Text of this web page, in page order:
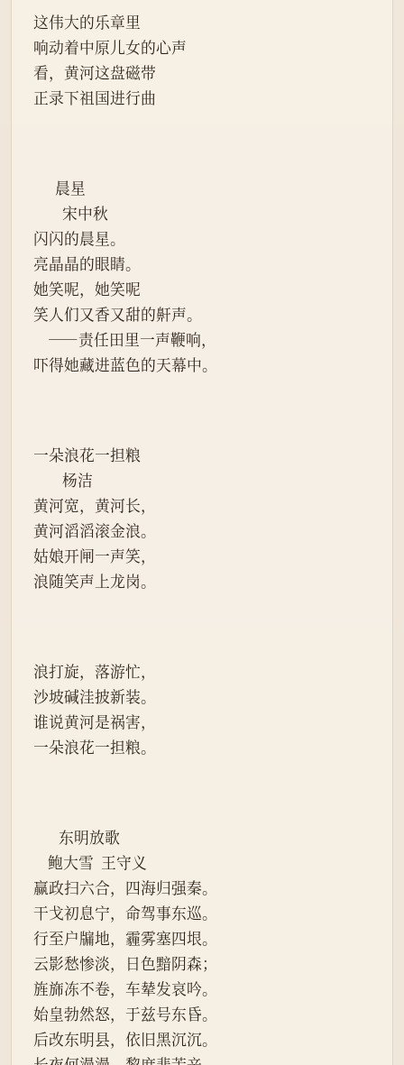
这伟大的乐章里
响动着中原儿女的心声
看，黄河这盘磁带
正录下祖国进行曲
      晨星
        宋中秋
闪闪的晨星。
亮晶晶的眼睛。
她笑呢，她笑呢
笑人们又香又甜的鼾声。
    ——责任田里一声鞭响，
吓得她藏进蓝色的天幕中。
一朵浪花一担粮
        杨洁
黄河宽，黄河长，
黄河滔滔滚金浪。
姑娘开闸一声笑，
浪随笑声上龙岗。
浪打旋，落游忙，
沙坡碱洼披新装。
谁说黄河是祸害，
一朵浪花一担粮。
       东明放歌
    鲍大雪  王守义
赢政扫六合，四海归强秦。
干戈初息宁，命驾事东巡。
行至户牖地，霾雾塞四垠。
云影愁惨淡，日色黯阴森；
旌旆冻不卷，车辇发哀吟。
始皇勃然怒，于兹号东昏。
后改东明县，依旧黑沉沉。